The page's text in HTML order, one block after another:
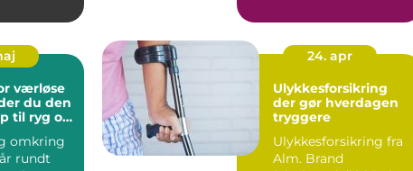
værløse
du den
til ryg og
omkring
rundt
24. apr
Ulykkesforsikring
der gør hverdagen
tryggere
Ulykkesforsikring fra
Alm. Brand